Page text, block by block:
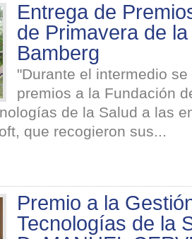
Entrega de
de Primavera de
Bamberg
"Durante el intermedio
premios a la Fundación
de la Salud a las
que recogieron sus...
Premio a la
Tecnologías de la